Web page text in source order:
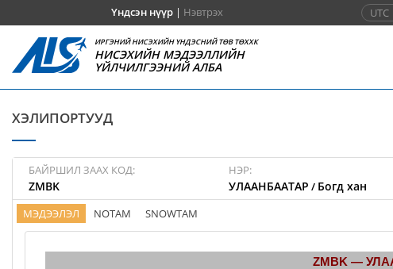
Үндсэн нүүр| Нэвтрэх UTC
ИРГЭНИЙ НИСЭХИЙН ҮНДЭСНИЙ ТӨВ ТӨХХК
НИСЭХИЙН МЭДЭЭЛЛИЙН
ҮЙЛЧИЛГЭЭНИЙ АЛБА
ХЭЛИПОРТУУД
БАЙРШИЛ ЗААХ КОД:
ZMBK
НЭР:
УЛААНБААТАР / Богд хан
МЭДЭЭЛЭЛ NOTAM SNOWTAM